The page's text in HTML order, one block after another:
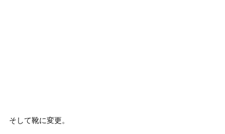
そして靴に変更。